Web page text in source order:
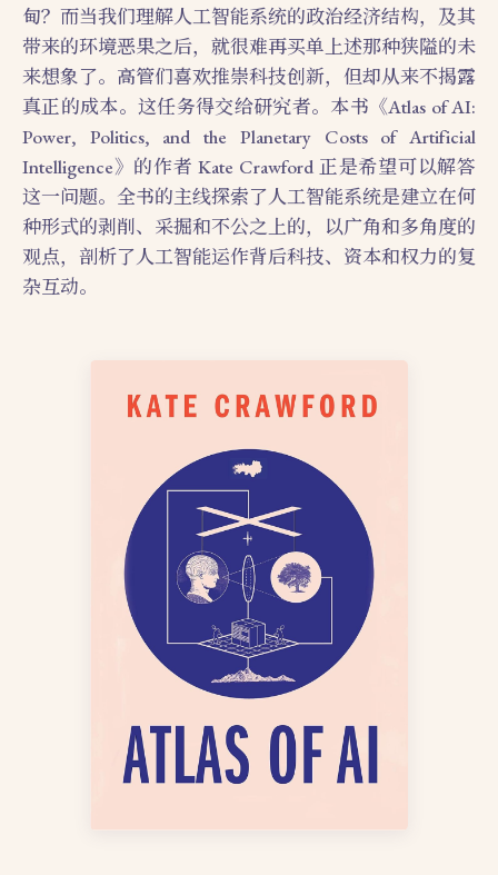
甸？而当我们理解人工智能系统的政治经济结构，及其
带来的环境恶果之后，就很难再买单上述那种狭隘的未
来想象了。高管们喜欢推崇科技创新，但却从来不揭露
真正的成本。这任务得交给研究者。本书《Atlas of AI:
Power, Politics, and the Planetary Costs of Artificial
Intelligence》的作者 Kate Crawford 正是希望可以解答
这一问题。全书的主线探索了人工智能系统是建立在何
种形式的剥削、采掘和不公之上的，以广角和多角度的
观点，剖析了人工智能运作背后科技、资本和权力的复
杂互动。